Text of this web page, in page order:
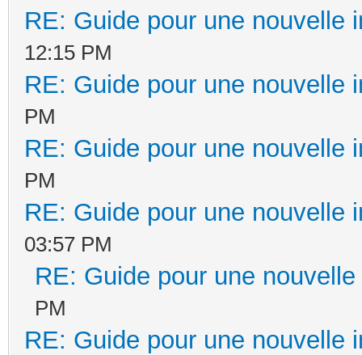
RE: Guide pour une nouvelle
12:15 PM
RE: Guide pour une nouvelle
PM
RE: Guide pour une nouvelle
PM
RE: Guide pour une nouvelle
03:57 PM
RE: Guide pour une
PM
RE: Guide pour une nouvelle